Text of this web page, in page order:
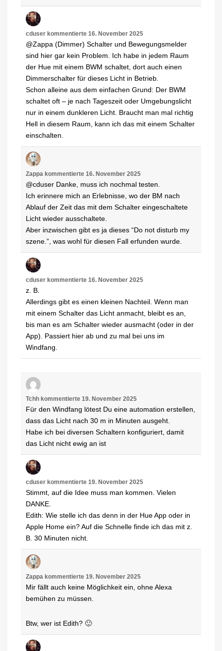
cduser kommentierte 16. November 2025
@Zappa (Dimmer) Schalter und Bewegungsmelder
sind hier gar kein Problem. Ich habe in jedem Raum
der Hue mit einem BWM schaltet, dort auch einen
Dimmerschalter für dieses Licht in Betrieb.
Schon alleine aus dem einfachen Grund: Der BWM
schaltet oft – je nach Tageszeit oder Umgebungslicht
nur in einem dunkleren Licht. Braucht man mal richtig
Hell in diesem Raum, kann ich das mit einem Schalter
einschalten.
Zappa kommentierte 16. November 2025
@cduser Danke, muss ich nochmal testen.
Ich erinnere mich an Erlebnisse, wo der BM nach
Ablauf der Zeit das mit dem Schalter eingeschaltete
Licht wieder ausschaltete.
Aber inzwischen gibt es ja dieses “Do not disturb my
szene.”, was wohl für diesen Fall erfunden wurde.
cduser kommentierte 16. November 2025
z. B.
Allerdings gibt es einen kleinen Nachteil. Wenn man
mit einem Schalter das Licht anmacht, bleibt es an,
bis man es am Schalter wieder ausmacht (oder in der
App). Passiert hier ab und zu mal bei uns im
Windfang.
Tchh kommentierte 19. November 2025
Für den Windfang lötest Du eine automation erstellen,
dass das Licht nach 30 m in Minuten ausgeht.
Habe ich bei diversen Schaltern konfiguriert, damit
das Licht nicht ewig an ist
cduser kommentierte 19. November 2025
Stimmt, auf die Idee muss man kommen. Vielen
DANKE.
Edith: Wie stelle ich das denn in der Hue App oder in
Apple Home ein? Auf die Schnelle finde ich das mit z.
B. 30 Minuten nicht.
Zappa kommentierte 19. November 2025
Mir fällt auch keine Möglichkeit ein, ohne Alexa
bemühen zu müssen.
Btw, wer ist Edith? 🙂